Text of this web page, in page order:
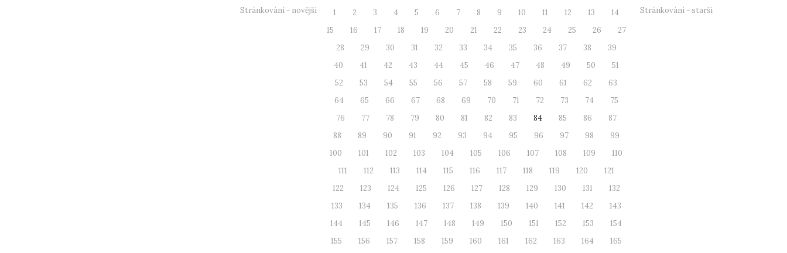
Stránkování - novější 1 2 3 4 5 6 7 8 9 10 11 12 13
14
15
16 17 18 19 20 21 22 23 24 25 26
27
28
29 30 31 32 33 34 35 36 37 38
39
40
41 42 43 44 45 46 47 48 49 50
51
52
53 54 55 56 57 58 59 60 61 62
63
64
65 66 67 68 69 70 71 72 73 74
75
76
77 78 79 80 81 82 83 84 85 86
87
88
89 90 91 92 93 94 95 96 97 98
99
100
101 102 103 104 105 106 107 108 109
110
111
112 113 114 115 116 117 118 119 120
121
122
123 124 125 126 127 128 129 130 131
132
133
134 135 136 137 138 139 140 141 142
143
144
145 146 147 148 149 150 151 152 153
154
155
156 157 158 159 160 161 162 163 164
165
Stránkování - starší